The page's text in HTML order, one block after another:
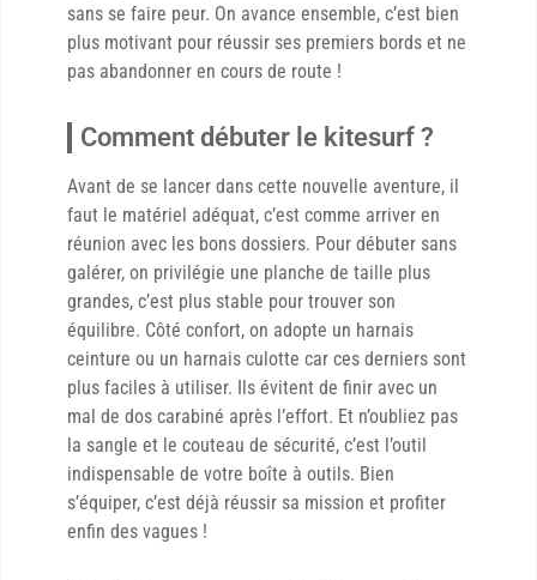
sans se faire peur. On avance ensemble, c’est bien
plus motivant pour réussir ses premiers bords et ne
pas abandonner en cours de route !
Comment débuter le kitesurf ?
Avant de se lancer dans cette nouvelle aventure, il
faut le matériel adéquat, c’est comme arriver en
réunion avec les bons dossiers. Pour débuter sans
galérer, on privilégie une planche de taille plus
grandes, c’est plus stable pour trouver son
équilibre. Côté confort, on adopte un harnais
ceinture ou un harnais culotte car ces derniers sont
plus faciles à utiliser. Ils évitent de finir avec un
mal de dos carabiné après l’effort. Et n’oubliez pas
la sangle et le couteau de sécurité, c’est l’outil
indispensable de votre boîte à outils. Bien
s’équiper, c’est déjà réussir sa mission et profiter
enfin des vagues !